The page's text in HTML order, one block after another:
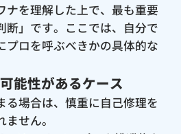
ナを理解した上で、最も重要
断」です。ここでは、自分で
プロを呼ぶべきかの具体的な
能性があるケース
る場合は、慎重に自己修理を
せん。